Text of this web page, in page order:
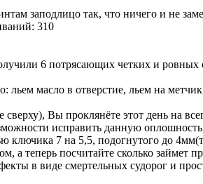
заподлицо так, что ничего и не
310
6 потрясающих четких и ровных
льем масло в отверстие, льем на
Вы проклянёте этот день на
исправить данную
ключика 7 на 5,5, подогнутого до
а теперь посчитайте сколько займет
в виде смертельных судорог и